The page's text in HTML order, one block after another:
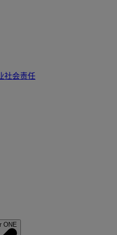
社会责任
ONE